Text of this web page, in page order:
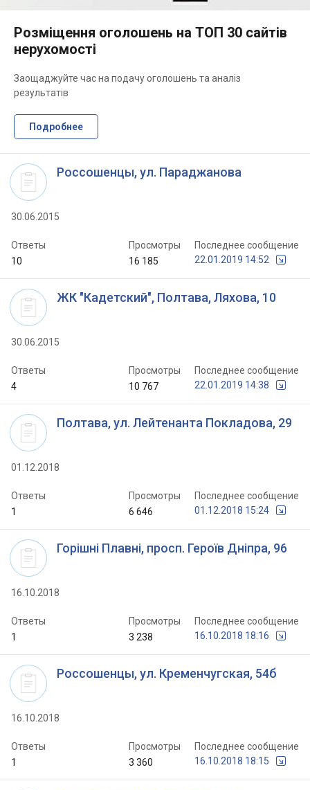
Россошенцы, ул. Параджанова
30.06.2015
Ответы
10
Просмотры
16 185
Последнее сообщение
22.01.2019 14:52
ЖК "Кадетский", Полтава, Ляхова, 10
30.06.2015
Ответы
4
Просмотры
10 767
Последнее сообщение
22.01.2019 14:38
Полтава, ул. Лейтенанта Покладова, 29
01.12.2018
Ответы
1
Просмотры
6 646
Последнее сообщение
01.12.2018 15:24
Горішні Плавні, просп. Героїв Дніпра, 96
16.10.2018
Ответы
1
Просмотры
3 238
Последнее сообщение
16.10.2018 18:16
Россошенцы, ул. Кременчугская, 54б
16.10.2018
Ответы
1
Просмотры
3 360
Последнее сообщение
16.10.2018 18:15
Розміщення оголошень на ТОП 30 сайтів
нерухомості
Заощаджуйте час на подачу оголошень та аналіз
результатів
Подробнее